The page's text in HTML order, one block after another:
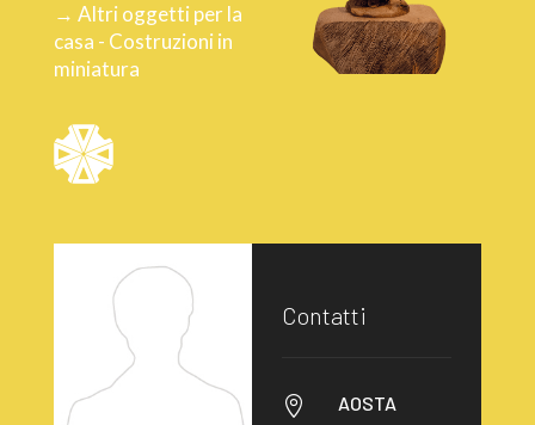
→ Altri oggetti per la
casa - Costruzioni in
miniatura
Contatti
 AOSTA